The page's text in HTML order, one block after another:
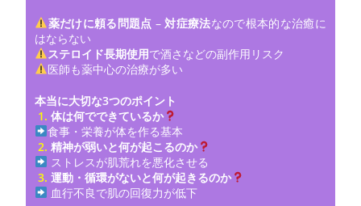
薬だけに頼る問題点 –対症療法なので根本的な治癒に
はならない
ステロイド長期使用で酒さなどの副作用リスク
医師も薬中心の治療が多い
本当に大切な3つのポイント
1. 体は何でできているか
食事・栄養が体を作る基本
2. 精神が弱いと何が起こるのか
ストレスが肌荒れを悪化させる
3. 運動・循環がないと何が起きるのか
血行不良で肌の回復力が低下